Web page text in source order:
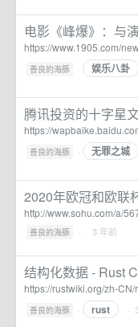
电影《峰爆》：与
https://www.1905.com/
善良的海豚 · 娱乐八卦
腾讯投资的十字星
https://
善良的海豚 · 无罪之城
2020年欧冠和欧联
http://www.sohu.com/a/
善良的海豚 · · 3 年前
结构化数据 - Rust
https://rustwiki.org/zh-
善良的海豚 · rust ·